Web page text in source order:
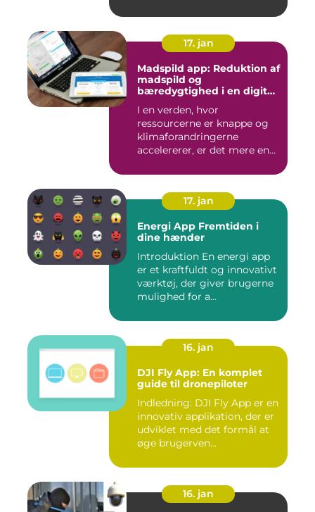
17. jan
Madspild app: Reduktion af
madspild og
bæredygtighed i en digital
I en verden, hvor
ressourcerne er knappe og
klimaforandringerne
accelererer, er det mere end
17. jan
Energi App Fremtiden i
dine hænder
Introduktion En energi app
er et kraftfuldt og innovativt
værktøj, der giver brugerne
mulighed for a...
16. jan
DJI Fly App: En komplet
guide til dronepiloter
Indledning: DJI Fly App er en
innovativ applikation, der er
udviklet med det formål at
øge brugerven...
16. jan